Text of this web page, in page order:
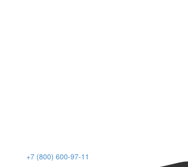
+7 (800) 600-97-11